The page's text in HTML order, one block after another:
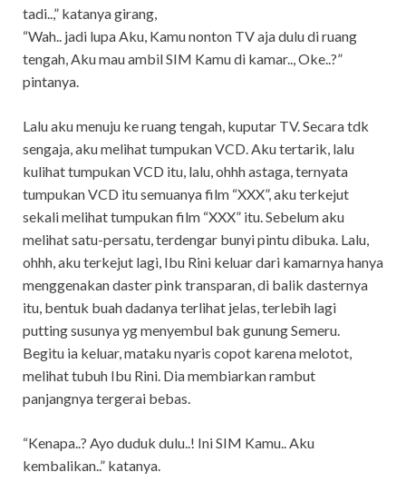
tadi..,” katanya girang,
“Wah.. jadi lupa Aku, Kamu nonton TV aja dulu di ruang
tengah, Aku mau ambil SIM Kamu di kamar.., Oke..?”
pintanya.
Lalu aku menuju ke ruang tengah, kuputar TV. Secara tdk
sengaja, aku melihat tumpukan VCD. Aku tertarik, lalu
kulihat tumpukan VCD itu, lalu, ohhh astaga, ternyata
tumpukan VCD itu semuanya film “XXX”, aku terkejut
sekali melihat tumpukan film “XXX” itu. Sebelum aku
melihat satu-persatu, terdengar bunyi pintu dibuka. Lalu,
ohhh, aku terkejut lagi, Ibu Rini keluar dari kamarnya hanya
menggenakan daster pink transparan, di balik dasternya
itu, bentuk buah dadanya terlihat jelas, terlebih lagi
putting susunya yg menyembul bak gunung Semeru.
Begitu ia keluar, mataku nyaris copot karena melotot,
melihat tubuh Ibu Rini. Dia membiarkan rambut
panjangnya tergerai bebas.
“Kenapa..? Ayo duduk dulu..! Ini SIM Kamu.. Aku
kembalikan..” katanya.